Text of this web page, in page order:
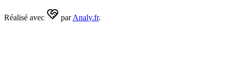
Réalisé avec par Analy.fr.